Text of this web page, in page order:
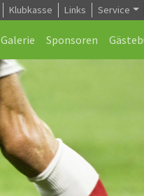
Klubkasse Links Service
Galerie Sponsoren